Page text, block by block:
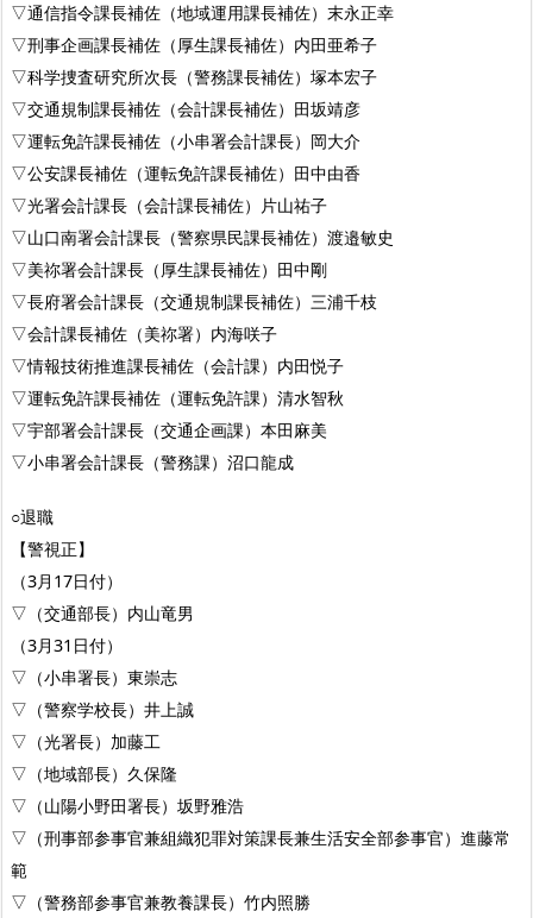
▽通信指令課長補佐（地域運用課長補佐）末永正幸
▽刑事企画課長補佐（厚生課長補佐）内田亜希子
▽科学捜査研究所次長（警務課長補佐）塚本宏子
▽交通規制課長補佐（会計課長補佐）田坂靖彦
▽運転免許課長補佐（小串署会計課長）岡大介
▽公安課長補佐（運転免許課長補佐）田中由香
▽光署会計課長（会計課長補佐）片山祐子
▽山口南署会計課長（警察県民課長補佐）渡邉敏史
▽美祢署会計課長（厚生課長補佐）田中剛
▽長府署会計課長（交通規制課長補佐）三浦千枝
▽会計課長補佐（美祢署）内海咲子
▽情報技術推進課長補佐（会計課）内田悦子
▽運転免許課長補佐（運転免許課）清水智秋
▽宇部署会計課長（交通企画課）本田麻美
▽小串署会計課長（警務課）沼口龍成
○退職
【警視正】
（3月17日付）
▽（交通部長）内山竜男
（3月31日付）
▽（小串署長）東崇志
▽（警察学校長）井上誠
▽（光署長）加藤工
▽（地域部長）久保隆
▽（山陽小野田署長）坂野雅浩
▽（刑事部参事官兼組織犯罪対策課長兼生活安全部参事官）進藤常
範
▽（警務部参事官兼教養課長）竹内照勝